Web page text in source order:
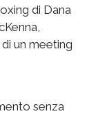
di Dana
un meeting
senza